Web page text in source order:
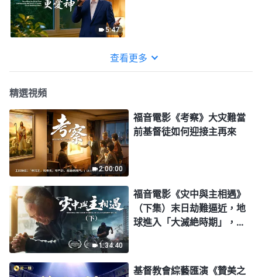
5:47
查看更多
精選視頻
2:00:00
福音電影《考察》大灾難當
前基督徒如何迎接主再來
1:34:40
福音電影《灾中與主相遇》
（下集）末日劫難逼近，地
球進入「大滅絶時期」，人
基督教會綜藝匯演《贊美之